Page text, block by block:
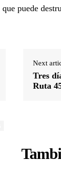
que puede
Next
Tres
Ruta